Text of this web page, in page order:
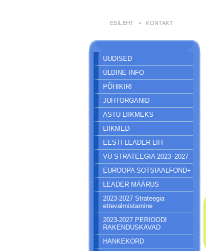
ESILEHT • KONTAKT
UUDISED
ÜLDINE INFO
PÕHIKIRI
JUHTORGANID
ASTU LIIKMEKS
LIIKMED
EESTI LEADER LIIT
VÜ STRATEEGIA 2023–2027
EUROOPA SOTSIAALFOND+
LEADER MÄÄRUS
2023-2027 Strateegia
ettevalmistamine
2023-2027 PERIOODI
RAKENDUSKAVAD
HANKEKORD